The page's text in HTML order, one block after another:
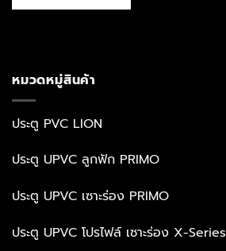
หมวดหมู่สินค้า
ประตู PVC LION
ประตู UPVC ลูกฟัก PRIMO
ประตู UPVC เซาะร่อง PRIMO
ประตู UPVC โปรไฟล์ เซาะร่อง X-Series